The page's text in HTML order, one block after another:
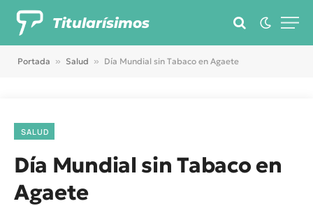
Titularísimos
Portada » Salud » Día Mundial sin Tabaco en Agaete
SALUD
Día Mundial sin Tabaco en
Agaete